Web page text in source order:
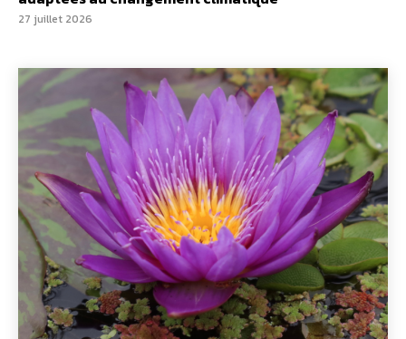
27 juillet 2026